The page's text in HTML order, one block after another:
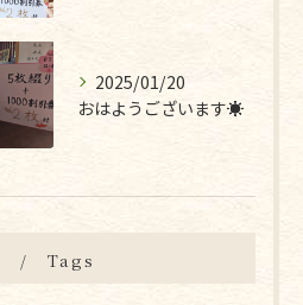
2025/01/20
おはようございます☀
Tags